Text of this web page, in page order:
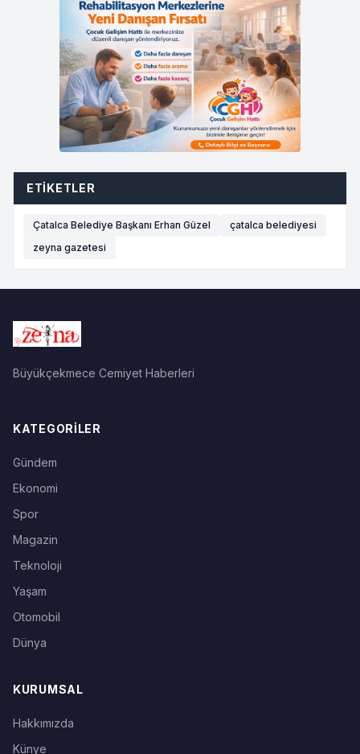
ETIKETLER
Çatalca Belediye Başkanı Erhan Güzel
çatalca belediyesi
zeyna gazetesi
Büyükçekmece Cemiyet Haberleri
KATEGORILER
Gündem
Ekonomi
Spor
Magazin
Teknoloji
Yaşam
Otomobil
Dünya
KURUMSAL
Hakkımızda
Künye